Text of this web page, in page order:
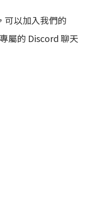
可以加入我們的
屬的 Discord 聊天